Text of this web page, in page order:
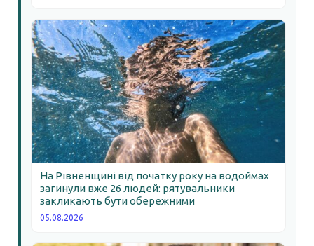
На Рівненщині від початку року на водоймах
загинули вже 26 людей: рятувальники
закликають бути обережними
05.08.2026